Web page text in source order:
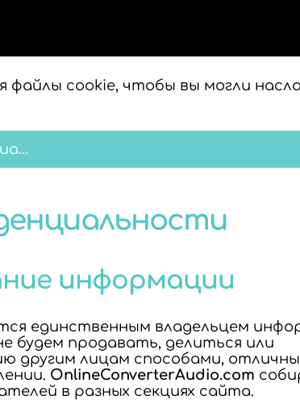
cookie, чтобы вы могли
Политика конфиденциальности
информации
единственным владельцем
будем продавать, делиться или
другим лицам способами,
OnlineConverterAudio.com
в разных секциях сайта.